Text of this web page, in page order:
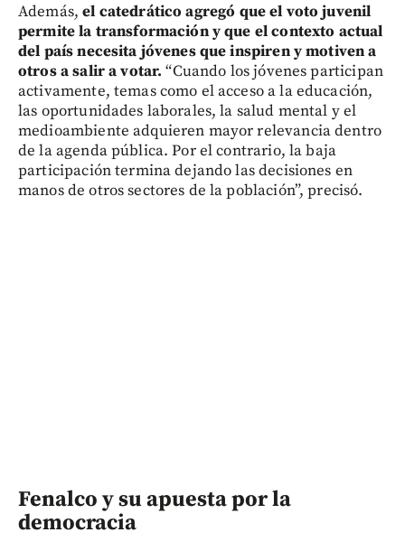
Además,el catedrático agregó que el voto juvenil
permite la transformación y que el contexto actual
del país necesita jóvenes que inspiren y motiven a
otros a salir a votar.“Cuando los jóvenes participan
activamente, temas como el acceso a la educación,
las oportunidades laborales, la salud mental y el
medioambiente adquieren mayor relevancia dentro
de la agenda pública. Por el contrario, la baja
participación termina dejando las decisiones en
manos de otros sectores de la población”, precisó.
Fenalco y su apuesta por la
democracia